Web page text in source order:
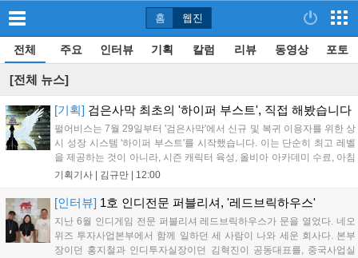
홈 웹진
전체 주요 인터뷰 기획 칼럼 리뷰 동영상 포토
[전체 뉴스]
[기획] 검은사막 최초의 '하이퍼 부스트', 직접 해봤습니다
펄어비스는 7월 29일부터 '검은사막'에서 신규 및 복귀 이용자를 위한 상
시 성장 시스템 '하이퍼 부스트'를 시작했습니다. 이는 단순히 최고 레벨
을 제공하는 것이 아니라, 시즌 캐릭터 육성, 올비아 아카데미 수료, 아침
의 나라 설화 진행 등 4단계 과정을 통해 게임에 적응하며 공방합 750을
장비와 검은별 무기, 카라자드 장신구 등을 획득해 주요 콘텐츠에 진입
할 수 있습니다....
기획기사 | 김규만 12:00
[인터뷰] 1호 인디전문 퍼블리셔, '레드브릭하우스'
지난 6월 인디게임 전문 퍼블리셔 레드브릭하우스가 문을 열었다. 네오
위즈 투자사업본부에서 함께 일하던 세 사람이 나와 세운 회사다. 본부
장이던 홍지철과 인디투자실장이던 김혁진이 공동대표를, 중국사업실